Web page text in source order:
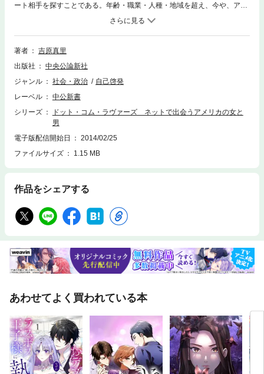
ート相手を探すことである。年齢・職業・人種・地域を超え、今や、アメ
リカ主流文化の一部となっている。新しい出会いを探すには、ウェブが最
も便利ということだろう。大手サイトに登録した著者は、ニューヨーク、
そしてハワイで、さまざまなアメリカ男たちと「デート」する。出会い、
つきあい、そして別れの中から、人間臭いアメリカが見えてくる。
著者
吉原真里
出版社
中央公論新社
ジャンル
社会・政治
自己啓発
レーベル
中公新書
シリーズ
ドット・コム・ラヴァーズ ネットで出会うアメリカの女と
男
電子版配信開始日
2014/02/25
ファイルサイズ
1.15 MB
作品をシェアする
あわせてよく買われている本